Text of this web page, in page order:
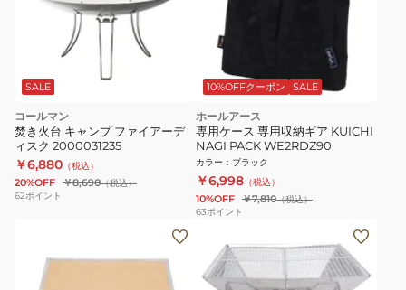
SALE
コールマン
焚き火台 キャンプ ファイアーデ
ィスク 2000031235
￥6,880 （税込）
20%OFF ￥8,690（税込）
62ポイント
10%OFFクーポン SALE
ホールアース
専用ケース 専用収納ギア KUICHI
NAGI PACK WE2RDZ90
カラー ： ブラック
￥6,998 （税込）
10%OFF ￥7,810（税込）
63ポイント